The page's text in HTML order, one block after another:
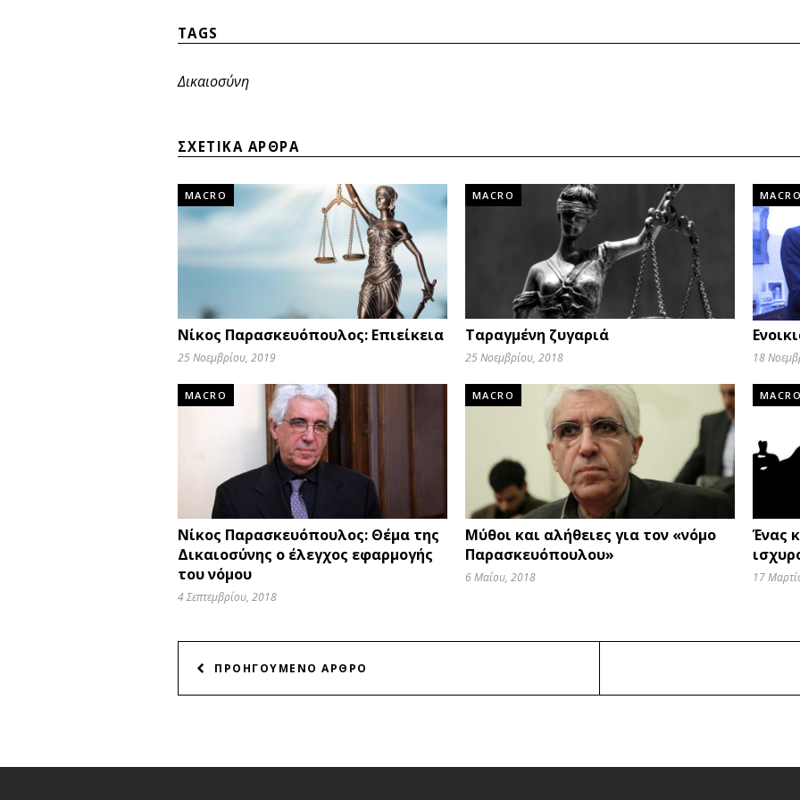
TAGS
Δικαιοσύνη
ΣΧΕΤΙΚΑ ΑΡΘΡΑ
MACRO
Νίκος Παρασκευόπουλος: Επιείκεια
25 Νοεμβρίου, 2019
MACRO
Ταραγμένη ζυγαριά
25 Νοεμβρίου, 2018
MACRO
18
MACRO
Νίκος Παρασκευόπουλος: Θέμα της
Δικαιοσύνης ο έλεγχος εφαρμογής
του νόμου
4 Σεπτεμβρίου, 2018
MACRO
Μύθοι και αλήθειες για τον «νόμο
Παρασκευόπουλου»
6 Μαΐου, 2018
MACRO
Ένας
17
ΑΡΘΡΩΝ
ΠΡΟΗΓΟΥΜΕΝΟ ΑΡΘΡΟ